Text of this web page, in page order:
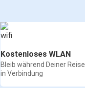
Kostenloses WLAN
Bleib während Deiner Reise
in Verbindung